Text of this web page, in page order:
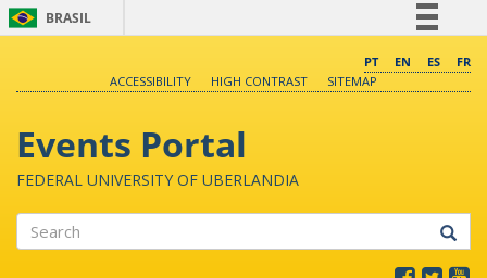
BRASIL
Comunica BR
Canais
PT EN ES
FR
ACCESSIBILITY
HIGH CONTRAST SITEMAP
Events Portal
FEDERAL UNIVERSITY OF UBERLANDIA